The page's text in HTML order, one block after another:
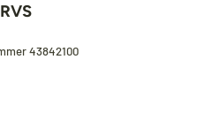
43842100